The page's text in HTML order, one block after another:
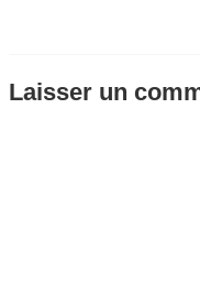
Laisser un